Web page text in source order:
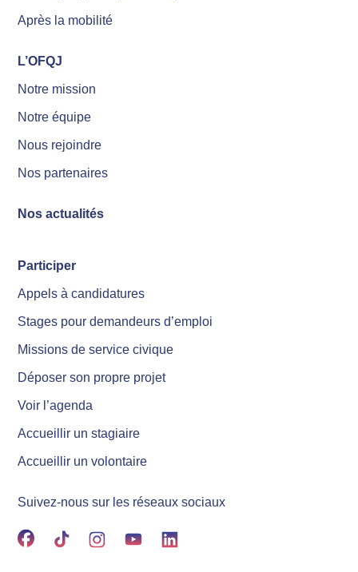
Après la mobilité
L’OFQJ
Notre mission
Notre équipe
Nous rejoindre
Nos partenaires
Nos actualités
Participer
Appels à candidatures
Stages pour demandeurs d’emploi
Missions de service civique
Déposer son propre projet
Voir l’agenda
Accueillir un stagiaire
Accueillir un volontaire
Suivez-nous sur les réseaux sociaux